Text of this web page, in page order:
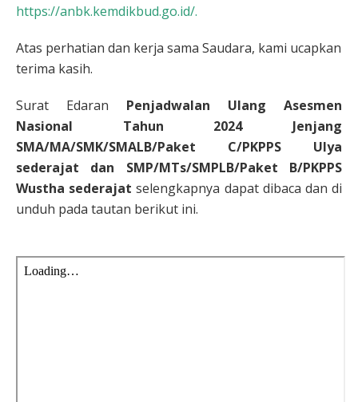
https://anbk.kemdikbud.go.id/.
Atas perhatian dan kerja sama Saudara, kami ucapkan
terima kasih.
Surat Edaran Penjadwalan Ulang Asesmen
Nasional Tahun 2024 Jenjang
SMA/MA/SMK/SMALB/Paket C/PKPPS Ulya
sederajat dan SMP/MTs/SMPLB/Paket B/PKPPS
Wustha sederajat selengkapnya dapat dibaca dan di
unduh pada tautan berikut ini.